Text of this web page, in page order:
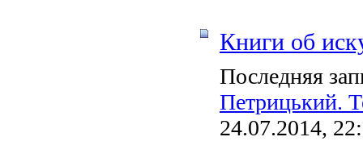
Книги об
Последняя
Петрицький.
24.07.2014,